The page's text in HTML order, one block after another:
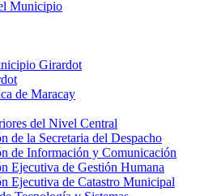
Municipio
Girardot
de Maracay
del Nivel Central
de la Secretaria del Despacho
de Información y Comunicación
Ejecutiva de Gestión Humana
Ejecutiva de Catastro Municipal